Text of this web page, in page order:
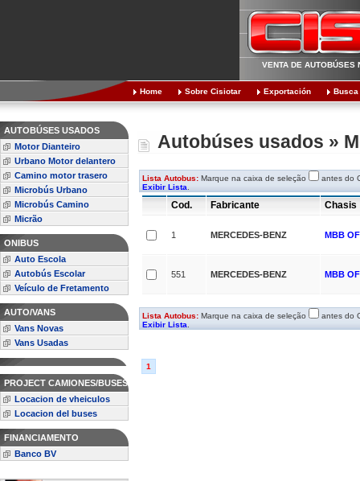
VENTA DE AUTOBÚSES
Home Sobre Cisiotar Exportación Busca
AUTOBÚSES USADOS
Motor Dianteiro
Urbano Motor delantero
Camino motor trasero
Microbús Urbano
Microbús Camino
Micrão
ONIBUS
Auto Escola
Autobús Escolar
Veículo de Fretamento
AUTO/VANS
Vans Novas
Vans Usadas
PROJECT CAMIONES/BUSES
Locacion de vheiculos
Locacion del buses
FINANCIAMENTO
Banco BV
Autobúses usados »
Lista Autobus: Marque na caixa de seleção
antes do
Exibir Lista
Cod. Fabricante Chasis
1 MERCEDES-BENZ MBB
551 MERCEDES-BENZ MBB
Lista Autobus: Marque na caixa de seleção
antes do
Exibir Lista
1